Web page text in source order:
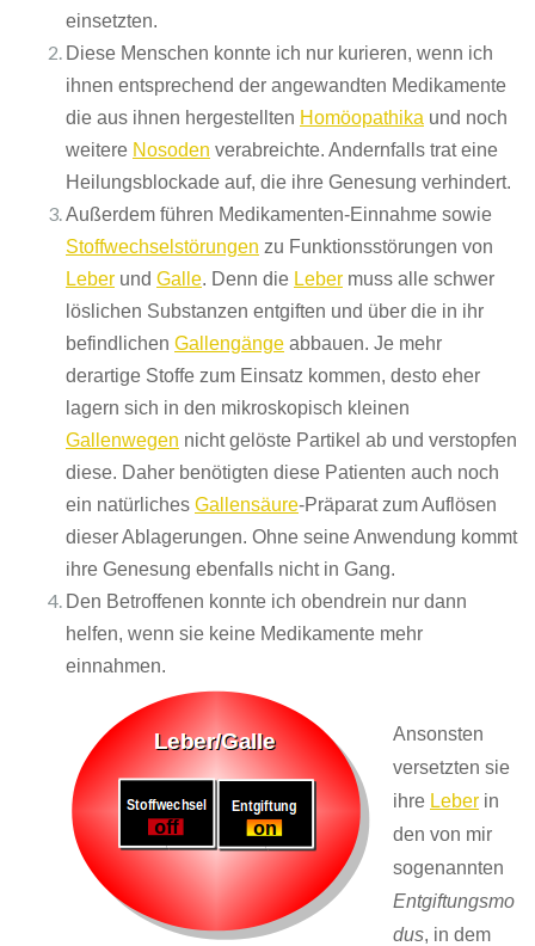
einsetzten.
Diese Menschen konnte ich nur kurieren, wenn ich
ihnen entsprechend der angewandten Medikamente
die aus ihnen hergestellten Homöopathika und noch
weitere Nosoden verabreichte. Andernfalls trat eine
Heilungsblockade auf, die ihre Genesung verhindert.
Außerdem führen Medikamenten-Einnahme sowie
Stoffwechselstörungen zu Funktionsstörungen von
Leber und Galle. Denn die Leber muss alle schwer
löslichen Substanzen entgiften und über die in ihr
befindlichen Gallengänge abbauen. Je mehr
derartige Stoffe zum Einsatz kommen, desto eher
lagern sich in den mikroskopisch kleinen
Gallenwegen nicht gelöste Partikel ab und verstopfen
diese. Daher benötigten diese Patienten auch noch
ein natürliches Gallensäure-Präparat zum Auflösen
dieser Ablagerungen. Ohne seine Anwendung kommt
ihre Genesung ebenfalls nicht in Gang.
Den Betroffenen konnte ich obendrein nur dann
helfen, wenn sie keine Medikamente mehr
einnahmen.
Ansonsten
versetzten sie
ihre Leber in
den von mir
sogenannten
Entgiftungsmo
dus, in dem